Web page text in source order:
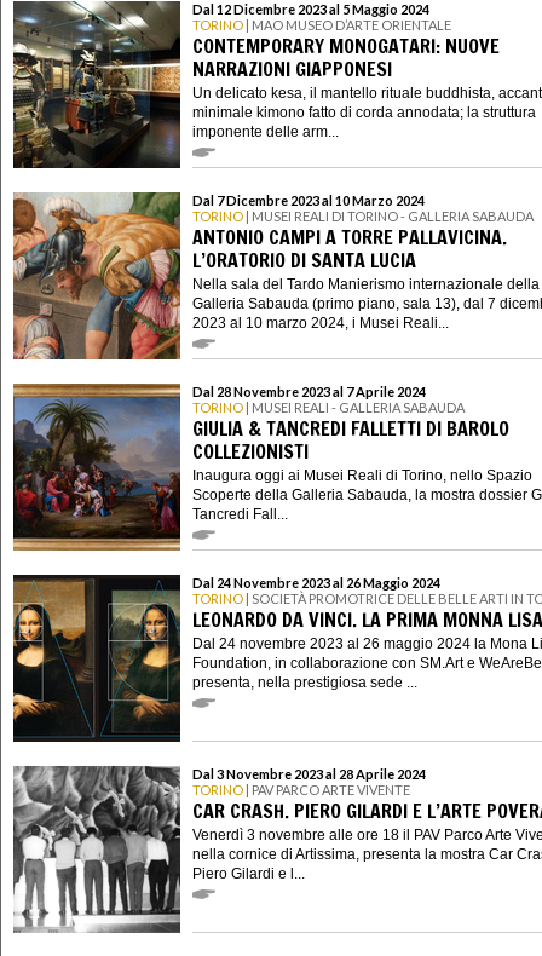
Dal 12 Dicembre 2023 al 5 Maggio 2024
TORINO | MAO MUSEO D’ARTE ORIENTALE
CONTEMPORARY MONOGATARI: NUOVE
NARRAZIONI GIAPPONESI
Un delicato kesa, il mantello rituale buddhista,
minimale kimono fatto di corda annodata; la struttura
imponente delle arm...
Dal 7 Dicembre 2023 al 10 Marzo 2024
TORINO | MUSEI REALI DI TORINO - GALLERIA SABAUDA
ANTONIO CAMPI A TORRE PALLAVICINA.
L’ORATORIO DI SANTA LUCIA
Nella sala del Tardo Manierismo internazionale della
Galleria Sabauda (primo piano, sala 13), dal 7
2023 al 10 marzo 2024, i Musei Reali...
Dal 28 Novembre 2023 al 7 Aprile 2024
TORINO | MUSEI REALI - GALLERIA SABAUDA
GIULIA & TANCREDI FALLETTI DI BAROLO
COLLEZIONISTI
Inaugura oggi ai Musei Reali di Torino, nello Spazio
Scoperte della Galleria Sabauda, la mostra dossier
Tancredi Fall...
Dal 24 Novembre 2023 al 26 Maggio 2024
TORINO | SOCIETÀ PROMOTRICE DELLE BELLE ARTI IN
LEONARDO DA VINCI. LA PRIMA MONNA LISA
Dal 24 novembre 2023 al 26 maggio 2024 la Mona
Foundation, in collaborazione con SM.Art e
presenta, nella prestigiosa sede ...
Dal 3 Novembre 2023 al 28 Aprile 2024
TORINO | PAV PARCO ARTE VIVENTE
CAR CRASH. PIERO GILARDI E L’ARTE
Venerdì 3 novembre alle ore 18 il PAV Parco Arte
nella cornice di Artissima, presenta la mostra Car
Piero Gilardi e l...